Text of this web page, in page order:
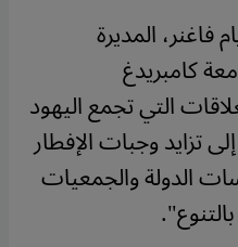
فاغنر، المديرة
كامبريدغ
التي تجمع اليهود
تزايد وجبات الإفطار
الدولة والجمعيات